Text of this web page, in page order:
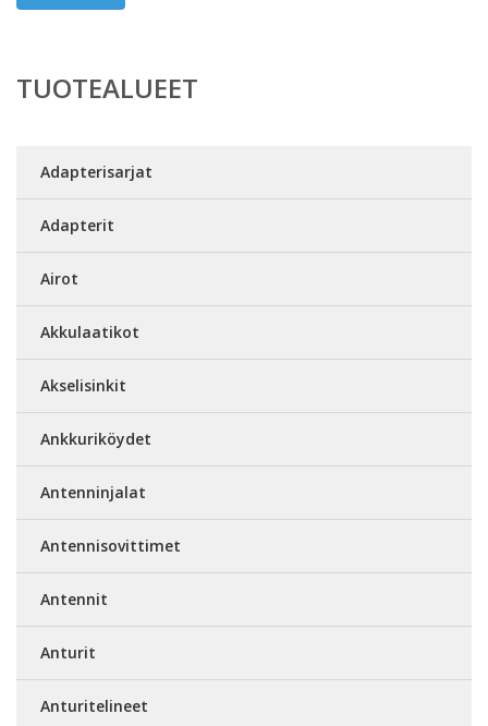
TUOTEALUEET
Adapterisarjat
Adapterit
Airot
Akkulaatikot
Akselisinkit
Ankkuriköydet
Antenninjalat
Antennisovittimet
Antennit
Anturit
Anturitelineet